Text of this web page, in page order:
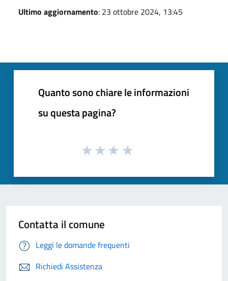
Ultimo aggiornamento: 23 ottobre 2024, 13:45
Quanto sono chiare le informazioni
su questa pagina?
Contatta il comune
Leggi le domande frequenti
Richiedi Assistenza